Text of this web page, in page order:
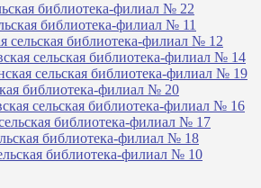
библиотека-филиал № 22
библиотека-филиал № 11
сельская библиотека-филиал № 12
сельская библиотека-филиал № 14
сельская библиотека-филиал № 19
библиотека-филиал № 20
сельская библиотека-филиал № 16
библиотека-филиал № 17
библиотека-филиал № 18
библиотека-филиал № 10